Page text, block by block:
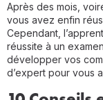
Après des mois,
vous avez enfin
Cependant,
réussite à un
développer vos
d’expert pour vous